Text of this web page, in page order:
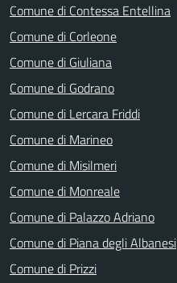
Comune di Contessa Entellina
Comune di Corleone
Comune di Giuliana
Comune di Godrano
Comune di Lercara Friddi
Comune di Marineo
Comune di Misilmeri
Comune di Monreale
Comune di Palazzo Adriano
Comune di Piana degli Albanesi
Comune di Prizzi